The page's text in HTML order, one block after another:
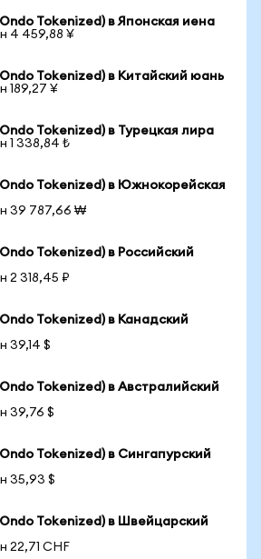
Tokenized) в Японская иена
4 459,88 ¥
Tokenized) в Китайский юань
189,27 ¥
Tokenized) в Турецкая лира
1 338,84 ₺
Tokenized) в Южнокорейская
39 787,66 ₩
Tokenized) в Российский
2 318,45 ₽
Tokenized) в Канадский
39,14 $
Tokenized) в Австралийский
39,76 $
Tokenized) в Сингапурский
35,93 $
Tokenized) в Швейцарский
22,71 CHF